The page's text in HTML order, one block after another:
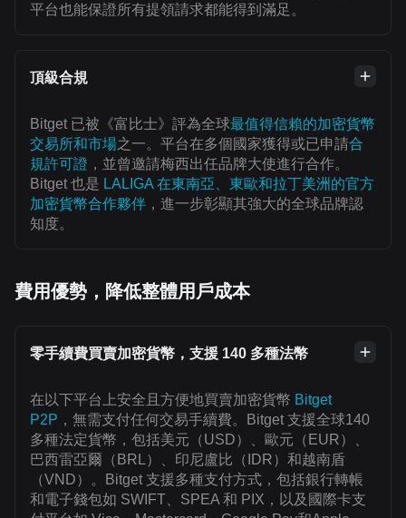
平台也能保證所有提領請求都能得到滿足。
頂級合規
Bitget 已被《富比士》評為全球最值得信賴的加密貨幣
交易所和市場之一。平台在多個國家獲得或已申請合
規許可證 ，並曾邀請梅西出任品牌大使進行合作。
Bitget 也是 LALIGA 在東南亞、東歐和拉丁美洲的官方
加密貨幣合作夥伴 ，進一步彰顯其強大的全球品牌認
知度。
費用優勢，降低整體用戶成本
零手續費買賣加密貨幣，支援 140 多種法幣
在以下平台上安全且方便地買賣加密貨幣 Bitget
P2P ，無需支付任何交易手續費。Bitget 支援全球140
多種法定貨幣，包括美元（USD）、歐元（EUR）、
巴西雷亞爾（BRL）、印尼盧比（IDR）和越南盾
（VND）。Bitget 支援多種支付方式，包括銀行轉帳
和電子錢包如 SWIFT、SPEA 和 PIX，以及國際卡支